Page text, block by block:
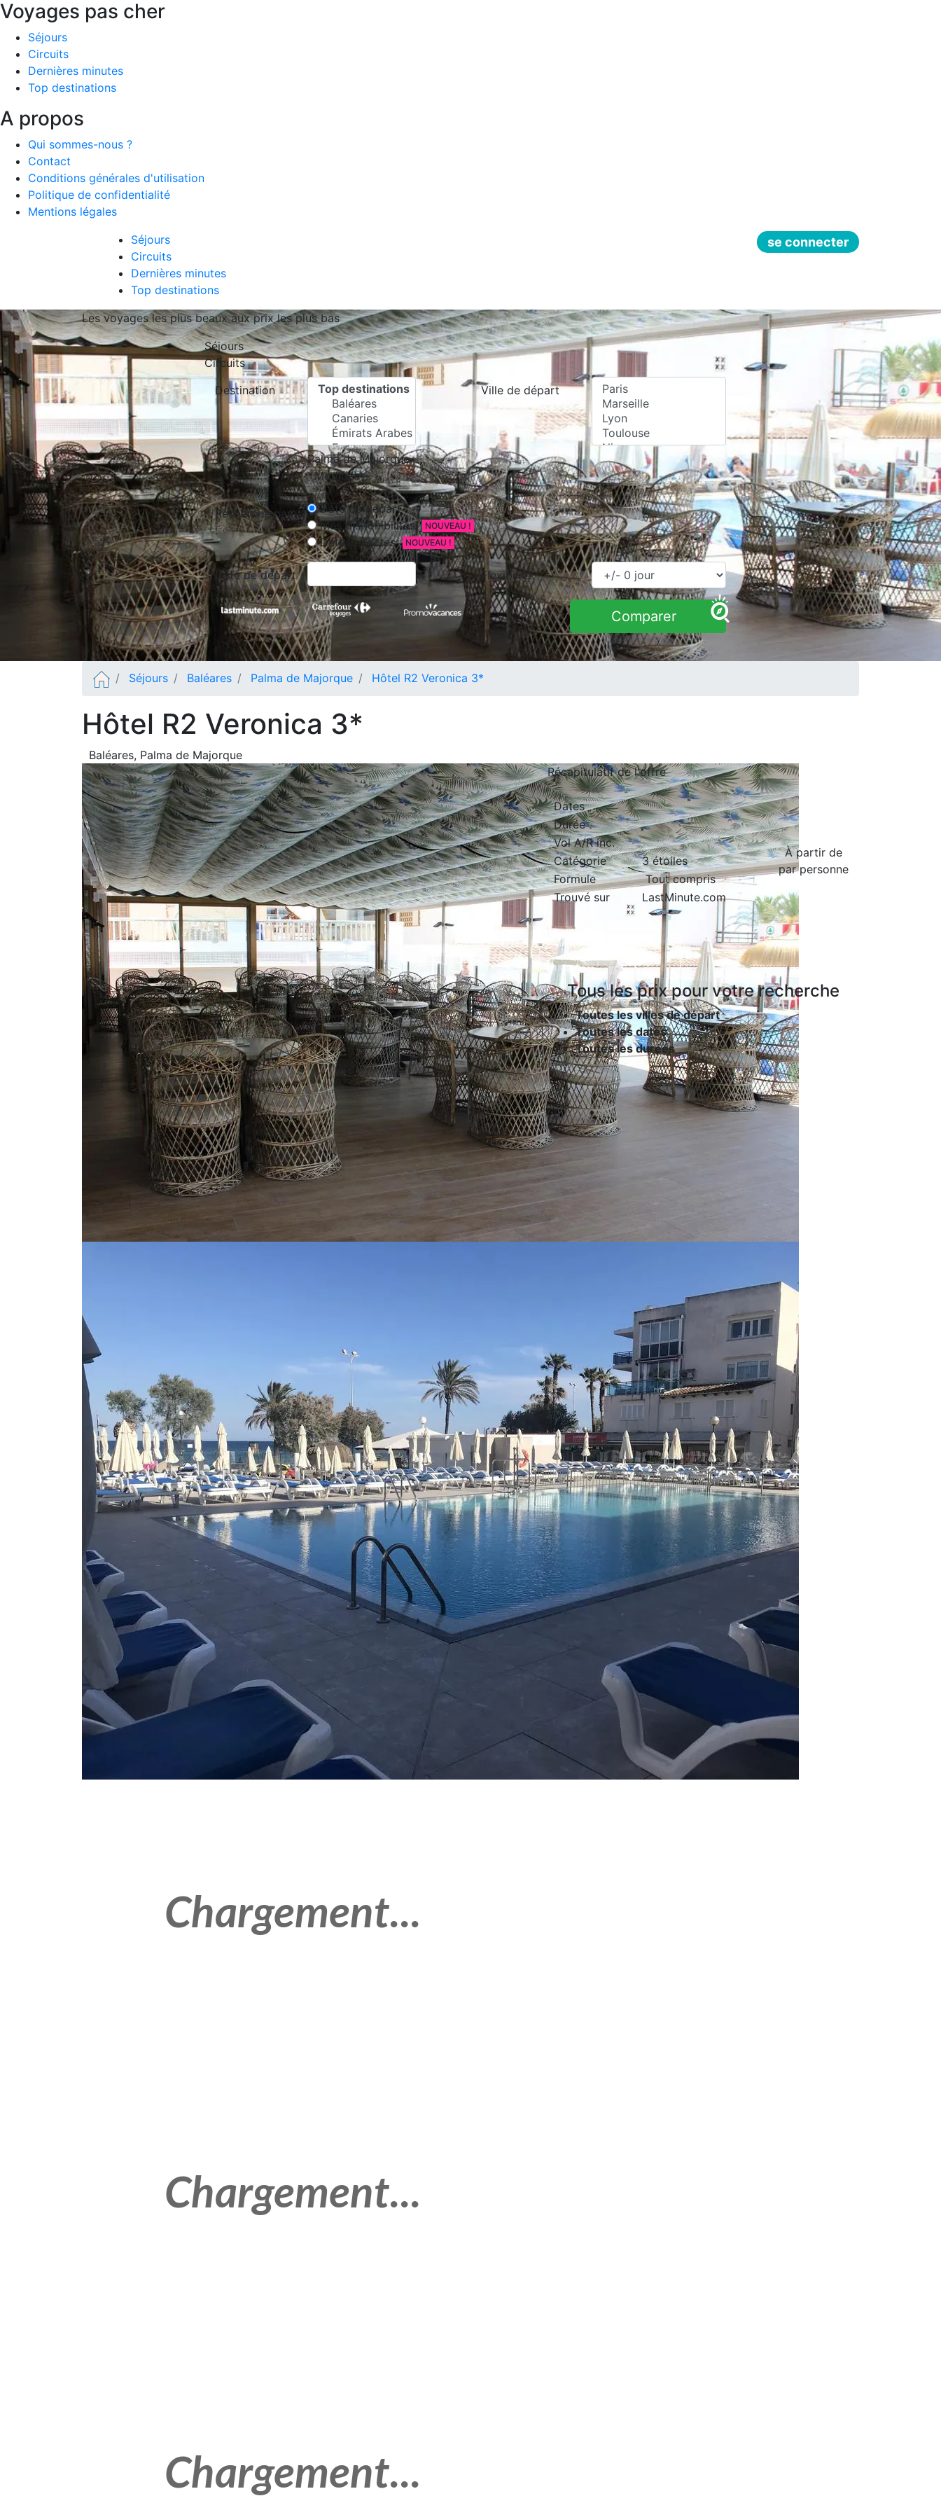
Voyages pas cher
Séjours
Circuits
Dernières minutes
Top destinations
A propos
Qui sommes-nous ?
Contact
Conditions générales d'utilisation
Politique de confidentialité
Mentions légales
Séjours
Circuits
Dernières minutes
Top destinations
se connecter
Les voyages les plus beaux aux prix les plus bas
Séjours
Circuits
Destination
Palma de Majorque
Modifier
Ville de départ
Recherche par
:
Date de départ
Mes disponibilités
NOUVEAU !
Dates exactes NOUVEAU !
Date de départ Flexibilité
Comparer
Séjours Baléares Palma de Majorque Hôtel R2 Veronica 3*
Hôtel R2 Veronica 3*
Baléares, Palma de Majorque
Récapitulatif del'offre
Dates
Durée
À partir de
par personne
Vol A/R inc.
Catégorie
3 étoiles
Formule
Tout compris
Trouvé sur
LastMinute.com
Tous les prixpour votre recherche
Toutes les villes de départ
Toutes les dates
Toutes les durées